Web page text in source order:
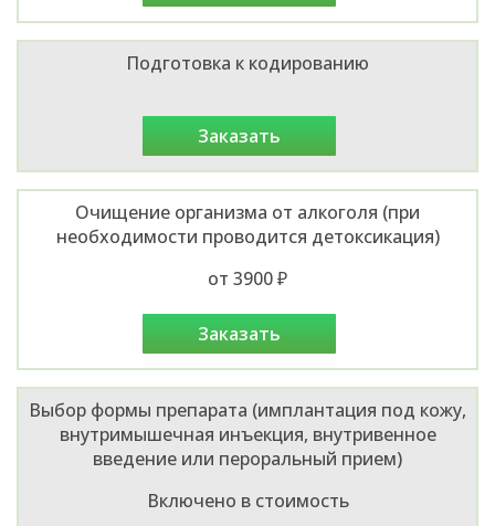
Подготовка к кодированию
заказать
Очищение организма от алкоголя (при
необходимости проводится детоксикация)
от 3900 ₽
заказать
Выбор формы препарата (имплантация под кожу,
внутримышечная инъекция, внутривенное
введение или пероральный прием)
Включено в стоимость